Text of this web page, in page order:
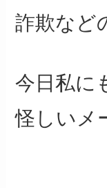
詐欺など
今日私に
怪しいメ